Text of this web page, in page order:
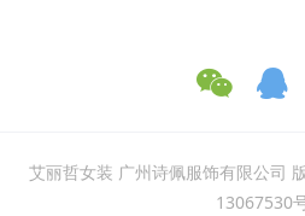
艾丽哲女装 广州诗佩服饰有限公司
13067530